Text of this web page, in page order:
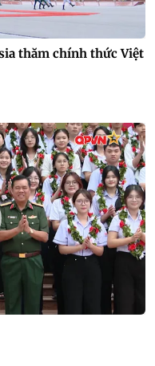
thăm chính thức Việt